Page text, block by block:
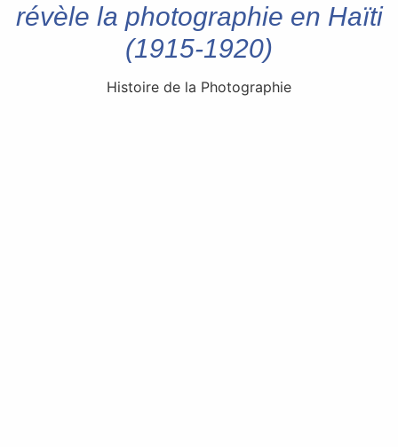
révèle la photographie en Haïti
(1915-1920)
Histoire de la Photographie